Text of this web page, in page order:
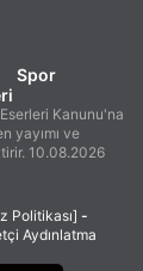
Spor
Kanunu'na
yayımı ve
10.08.2026
Politikası] -
Aydınlatma